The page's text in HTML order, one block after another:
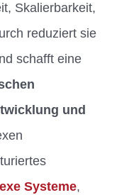
Skalierbarkeit,
reduziert sie
schafft eine
und
Systeme,